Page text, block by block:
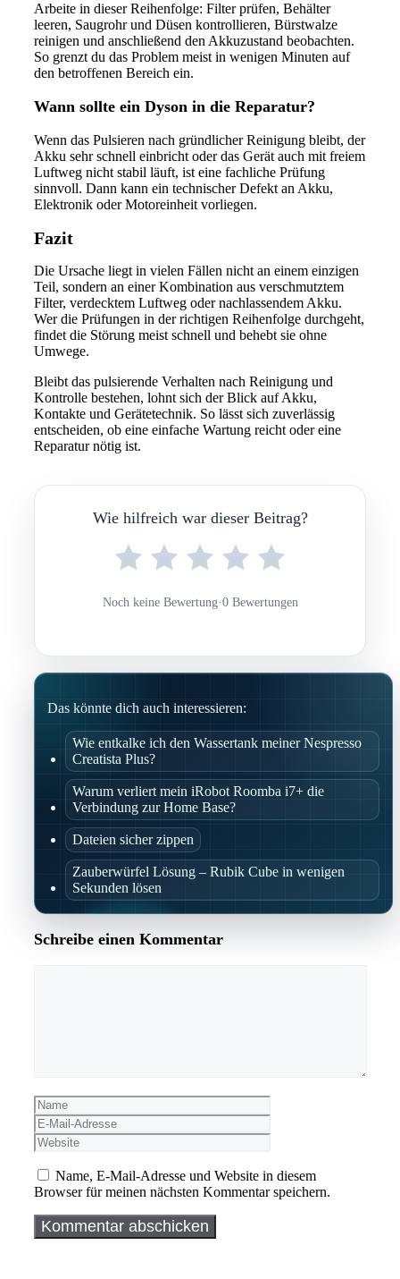
Arbeite in dieser Reihenfolge: Filter prüfen, Behälter
leeren, Saugrohr und Düsen kontrollieren, Bürstwalze
reinigen und anschließend den Akkuzustand beobachten.
So grenzt du das Problem meist in wenigen Minuten auf
den betroffenen Bereich ein.
Wann sollte ein Dyson in die Reparatur?
Wenn das Pulsieren nach gründlicher Reinigung bleibt, der
Akku sehr schnell einbricht oder das Gerät auch mit freiem
Luftweg nicht stabil läuft, ist eine fachliche Prüfung
sinnvoll. Dann kann ein technischer Defekt an Akku,
Elektronik oder Motoreinheit vorliegen.
Fazit
Die Ursache liegt in vielen Fällen nicht an einem einzigen
Teil, sondern an einer Kombination aus verschmutztem
Filter, verdecktem Luftweg oder nachlassendem Akku.
Wer die Prüfungen in der richtigen Reihenfolge durchgeht,
findet die Störung meist schnell und behebt sie ohne
Umwege.
Bleibt das pulsierende Verhalten nach Reinigung und
Kontrolle bestehen, lohnt sich der Blick auf Akku,
Kontakte und Gerätetechnik. So lässt sich zuverlässig
entscheiden, ob eine einfache Wartung reicht oder eine
Reparatur nötig ist.
Wie hilfreich war dieser Beitrag?
Noch keine Bewertung·0 Bewertungen
Das könnte dich auch interessieren:
Wie entkalke ich den Wassertank meiner Nespresso
Creatista Plus?
Warum verliert mein iRobot Roomba i7+ die
Verbindung zur Home Base?
Dateien sicher zippen
Zauberwürfel Lösung – Rubik Cube in wenigen
Sekunden lösen
Schreibe einen Kommentar
Name
Mail-
Adresse
Name, E-Mail-Adresse und Website in diesem
Browser für meinen nächsten Kommentar speichern.